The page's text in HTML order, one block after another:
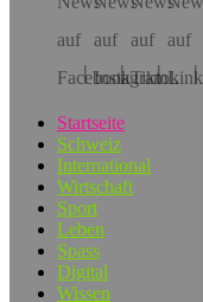
Startseite
Schweiz
International
Wirtschaft
Sport
Leben
Spass
Digital
Wissen